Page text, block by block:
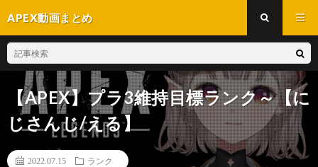
APEX動画まとめ
【APEX】プラ3維持目標ランク～【に
じさんじ/える】
2022.07.15 ランク